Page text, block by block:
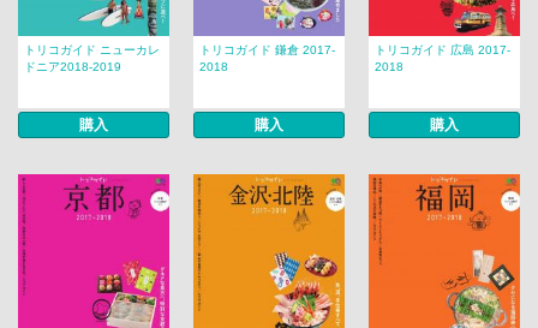
トリコガイド ニューカレ
ドニア2018-2019
購入
トリコガイド 鎌倉 2017-
2018
購入
トリコガイド 広島 2017-
2018
購入